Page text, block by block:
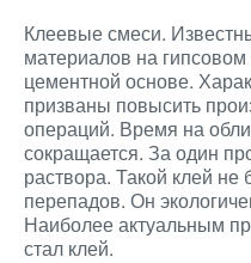
Клеевые смеси.
материалов на
цементной основе.
призваны повысить
операций. Время на
сокращается. За один
раствора. Такой клей
перепадов. Он
Наиболее актуальным
стал клей.